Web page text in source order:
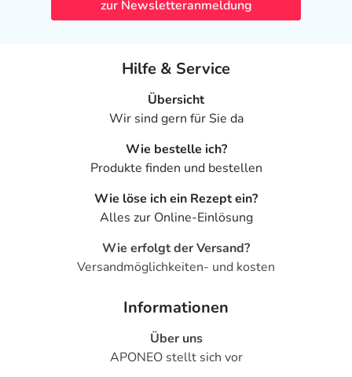
Vorbeugung
Erwachsene 1 Tablette 1-mal täglich
Anwendungshinweise
einem Arzt oder Apotheker überschritten werden.
Art der Anwendung?
Nehmen Sie das Arzneimittel im Ganzen mit Flüssigkeit
Dauer der Anwendung?
Beschwerde und/oder Dauer der Erkrankung und wird
die Anwendungsdauer über einen Zeitraum von bis zu
1 Woche nach der Chemotherapie oder Strahlentherapie
zur Newsletteranmeldung
Hilfe & Service
Übersicht
Wir sind gern für Sie da
Wie bestelle ich?
Produkte finden und bestellen
Wie löse ich ein Rezept ein?
Alles zur Online-Einlösung
Wie erfolgt der Versand?
Versandmöglichkeiten- und kosten
Informationen
Über uns
APONEO stellt sich vor